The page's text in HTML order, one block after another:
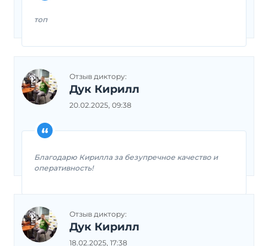
топ
Отзыв диктору:
Дук Кирилл
20.02.2025, 09:38
Благодарю Кирилла за безупречное качество и
оперативность!
Отзыв диктору:
Дук Кирилл
18.02.2025, 17:38